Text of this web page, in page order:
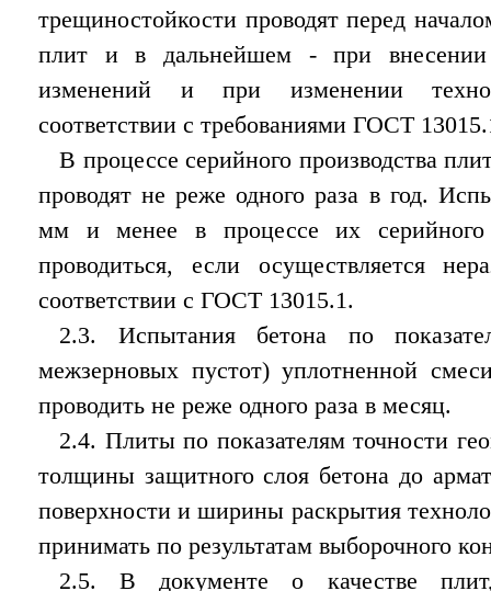
трещиностойкости проводят перед
плит и в дальнейшем - при внесении
изменений и при изменении
соответствии с требованиями ГОСТ
В процессе серийного производства
проводят не реже одного раза в год.
мм и менее в процессе их серийного
проводиться, если осуществляется
соответствии с ГОСТ 13015.1.
2.3. Испытания бетона по
межзерновых пустот) уплотненной
проводить не реже одного раза в месяц.
2.4. Плиты по показателям точности
толщины защитного слоя бетона до
поверхности и ширины раскрытия
принимать по результатам выборочного
2.5. В документе о качестве